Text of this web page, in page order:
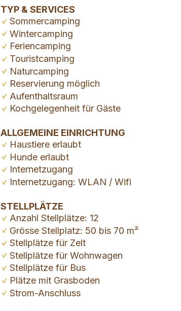
TYP & SERVICES
Sommercamping
Wintercamping
Feriencamping
Touristcamping
Naturcamping
Reservierung möglich
Aufenthaltsraum
Kochgelegenheit für Gäste
ALLGEMEINE EINRICHTUNG
Haustiere erlaubt
Hunde erlaubt
Internetzugang
Internetzugang: WLAN / Wifi
STELLPLÄTZE
Anzahl Stellplätze: 12
Grösse Stellplatz: 50 bis 70 m²
Stellplätze für Zelt
Stellplätze für Wohnwagen
Stellplätze für Bus
Plätze mit Grasboden
Strom-Anschluss